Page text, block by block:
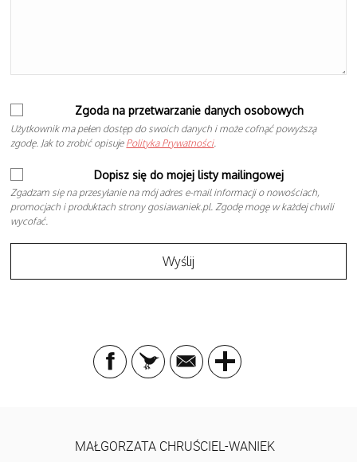
Zgoda na przetwarzanie danych osobowych
Użytkownik ma pełen dostęp do swoich danych i może cofnąć powyższą
zgodę. Jak to zrobić opisuje Polityka Prywatności.
Dopisz się do mojej listy mailingowej
Zgadzam się na przesyłanie na mój adres e-mail informacji o nowościach,
promocjach i produktach strony gosiawaniek.pl. Zgodę mogę w każdej chwili
wycofać.
MAŁGORZATA CHRUŚCIEL-WANIEK